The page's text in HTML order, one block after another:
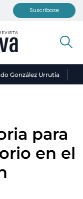
Suscríbase
González Urrutia
para
en el